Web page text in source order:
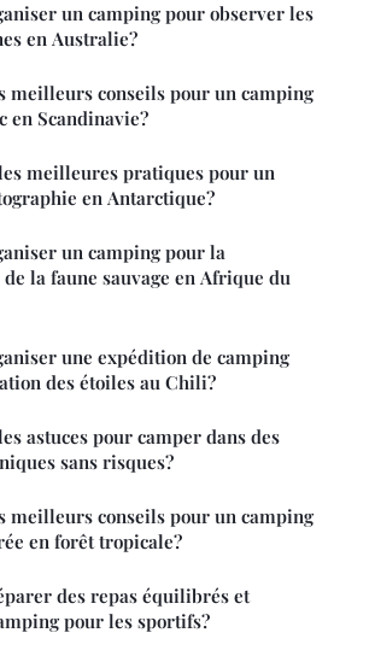
un camping pour observer les
en Australie?
meilleurs conseils pour un camping
en Scandinavie?
meilleures pratiques pour un
en Antarctique?
un camping pour la
la faune sauvage en Afrique du
une expédition de camping
des étoiles au Chili?
astuces pour camper dans des
sans risques?
meilleurs conseils pour un camping
en forêt tropicale?
des repas équilibrés et
pour les sportifs?